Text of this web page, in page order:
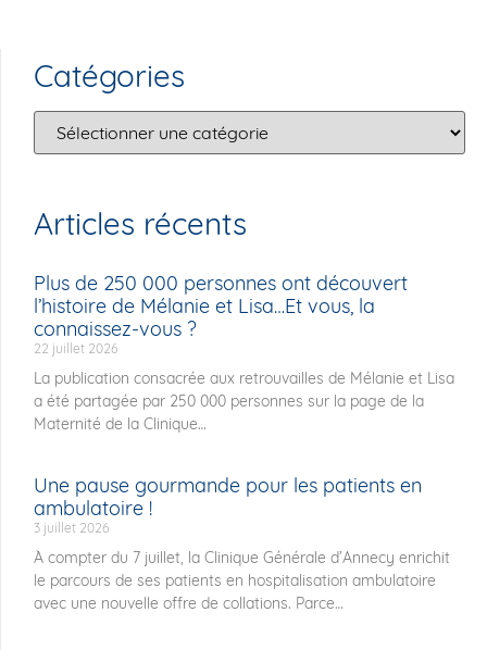
Catégories
Articles récents
Plus de 250 000 personnes ont découvert
l’histoire de Mélanie et Lisa…Et vous, la
connaissez-vous ?
22 juillet 2026
La publication consacrée aux retrouvailles de Mélanie et Lisa
a été partagée par 250 000 personnes sur la page de la
Maternité de la Clinique
Une pause gourmande pour les patients en
ambulatoire !
3 juillet 2026
À compter du 7 juillet, la Clinique Générale d’Annecy enrichit
le parcours de ses patients en hospitalisation ambulatoire
avec une nouvelle offre de collations. Parce